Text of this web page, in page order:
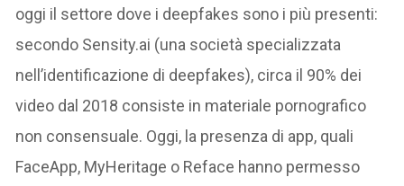
oggi il settore dove i deepfakes sono i più presenti:
secondo Sensity.ai (una società specializzata
nell’identificazione di deepfakes), circa il 90% dei
video dal 2018 consiste in materiale pornografico
non consensuale. Oggi, la presenza di app, quali
FaceApp, MyHeritage o Reface hanno permesso